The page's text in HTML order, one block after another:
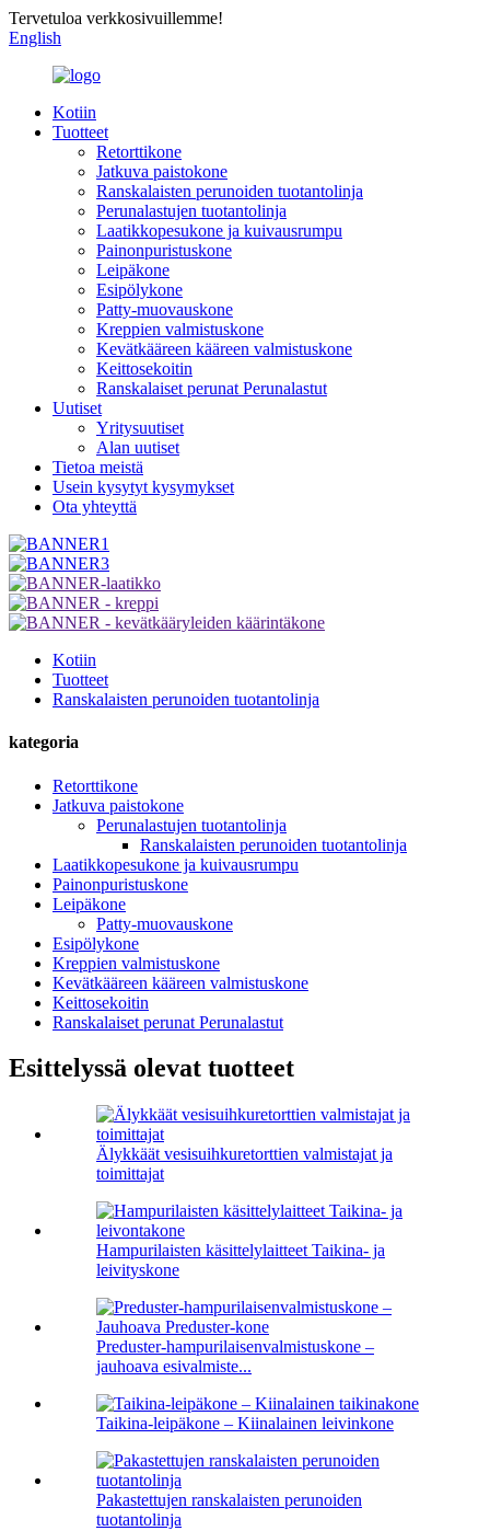
Tervetuloa verkkosivuillemme!
English
Kotiin
Tuotteet
Retorttikone
Jatkuva paistokone
Ranskalaisten perunoiden tuotantolinja
Perunalastujen tuotantolinja
Laatikkopesukone ja kuivausrumpu
Painonpuristuskone
Leipäkone
Esipölykone
Patty-muovauskone
Kreppien valmistuskone
Kevätkääreen kääreen valmistuskone
Keittosekoitin
Ranskalaiset perunat Perunalastut
Uutiset
Yritysuutiset
Alan uutiset
Tietoa meistä
Usein kysytyt kysymykset
Ota yhteyttä
Kotiin
Tuotteet
Ranskalaisten perunoiden tuotantolinja
kategoria
Retorttikone
Jatkuva paistokone
Perunalastujen tuotantolinja
Ranskalaisten perunoiden tuotantolinja
Laatikkopesukone ja kuivausrumpu
Painonpuristuskone
Leipäkone
Patty-muovauskone
Esipölykone
Kreppien valmistuskone
Kevätkääreen kääreen valmistuskone
Keittosekoitin
Ranskalaiset perunat Perunalastut
Esittelyssä olevat tuotteet
Älykkäät vesisuihkuretorttien valmistajat ja
toimittajat
Hampurilaisten käsittelylaitteet Taikina- ja
leivityskone
Preduster-hampurilaisenvalmistuskone –
jauhoava esivalmiste...
Taikina-leipäkone – Kiinalainen leivinkone
Pakastettujen ranskalaisten perunoiden
tuotantolinja